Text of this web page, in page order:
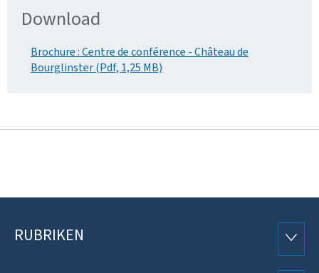
Download
Brochure : Centre de conférence - Château de
Bourglinster (Pdf, 1,25 MB)
Footer
RUBRIKEN